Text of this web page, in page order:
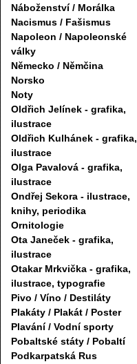
Náboženství / Morálka
Nacismus / Fašismus
Napoleon / Napoleonské
války
Německo / Němčina
Norsko
Noty
Oldřich Jelínek - grafika,
ilustrace
Oldřich Kulhánek - grafika,
ilustrace
Olga Pavalová - grafika,
ilustrace
Ondřej Sekora - ilustrace,
knihy, periodika
Ornitologie
Ota Janeček - grafika,
ilustrace
Otakar Mrkvička - grafika,
ilustrace, typografie
Pivo / Víno / Destiláty
Plakáty / Plakát / Poster
Plavání / Vodní sporty
Pobaltské státy / Pobaltí
Podkarpatská Rus